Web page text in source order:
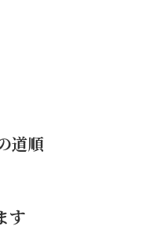
道順
す